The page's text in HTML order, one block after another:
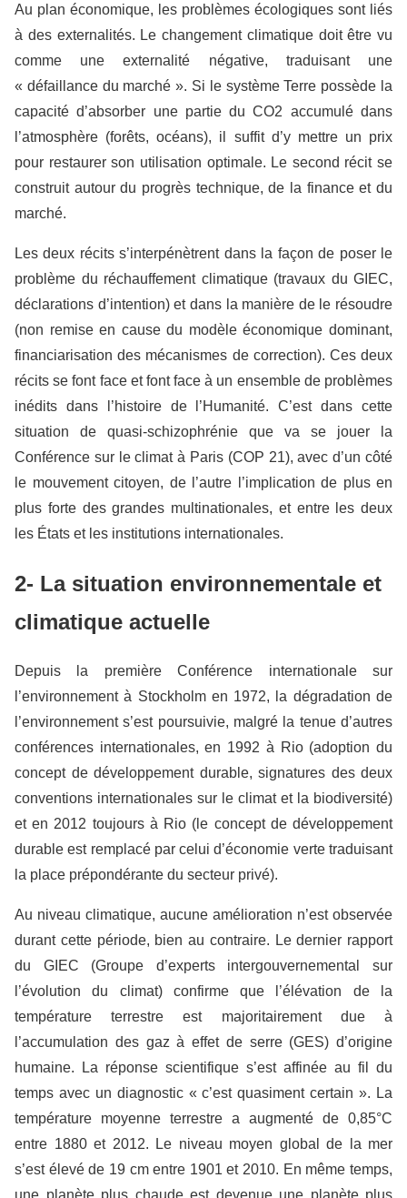
Au plan économique, les problèmes écologiques sont liés
à des externalités. Le changement climatique doit être vu
comme une externalité négative, traduisant une
« défaillance du marché ». Si le système Terre possède la
capacité d’absorber une partie du CO2 accumulé dans
l’atmosphère (forêts, océans), il suffit d’y mettre un prix
pour restaurer son utilisation optimale. Le second récit se
construit autour du progrès technique, de la finance et du
marché.
Les deux récits s’interpénètrent dans la façon de poser le
problème du réchauffement climatique (travaux du GIEC,
déclarations d’intention) et dans la manière de le résoudre
(non remise en cause du modèle économique dominant,
financiarisation des mécanismes de correction). Ces deux
récits se font face et font face à un ensemble de problèmes
inédits dans l’histoire de l’Humanité. C’est dans cette
situation de quasi-schizophrénie que va se jouer la
Conférence sur le climat à Paris (COP 21), avec d’un côté
le mouvement citoyen, de l’autre l’implication de plus en
plus forte des grandes multinationales, et entre les deux
les États et les institutions internationales.
2- La situation environnementale et
climatique actuelle
Depuis la première Conférence internationale sur
l’environnement à Stockholm en 1972, la dégradation de
l’environnement s’est poursuivie, malgré la tenue d’autres
conférences internationales, en 1992 à Rio (adoption du
concept de développement durable, signatures des deux
conventions internationales sur le climat et la biodiversité)
et en 2012 toujours à Rio (le concept de développement
durable est remplacé par celui d’économie verte traduisant
la place prépondérante du secteur privé).
Au niveau climatique, aucune amélioration n’est observée
durant cette période, bien au contraire. Le dernier rapport
du GIEC (Groupe d’experts intergouvernemental sur
l’évolution du climat) confirme que l’élévation de la
température terrestre est majoritairement due à
l’accumulation des gaz à effet de serre (GES) d’origine
humaine. La réponse scientifique s’est affinée au fil du
temps avec un diagnostic « c’est quasiment certain ». La
température moyenne terrestre a augmenté de 0,85°C
entre 1880 et 2012. Le niveau moyen global de la mer
s’est élevé de 19 cm entre 1901 et 2010. En même temps,